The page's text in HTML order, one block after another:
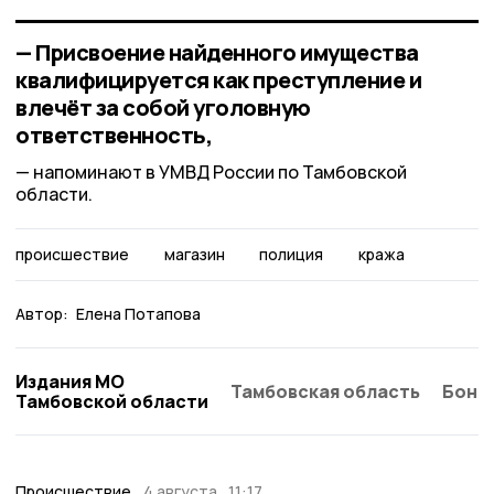
— Присвоение найденного имущества
квалифицируется как преступление и
влечёт за собой уголовную
ответственность,
напоминают в УМВД России по Тамбовской
области.
происшествие магазин полиция кража
Автор: Елена Потапова
Издания МО
Тамбовской области
Тамбовская область